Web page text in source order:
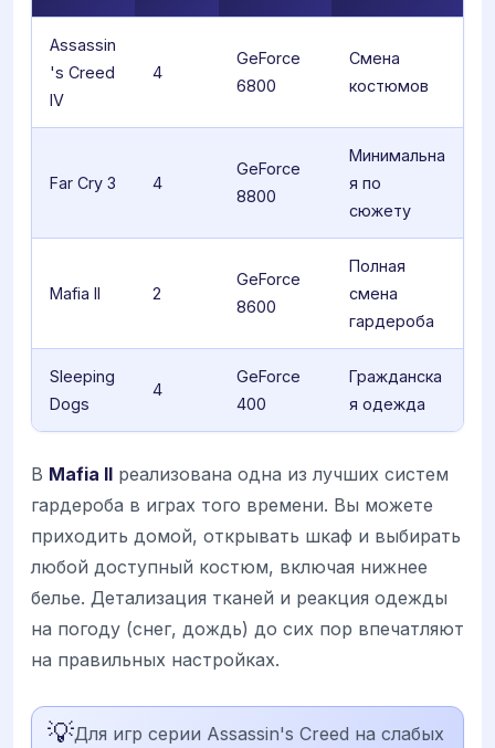
Assassin
's Creed
IV
4
GeForce
6800
Смена
костюмов
Far Cry 3 4
GeForce
8800
Минимальна
я по
сюжету
Mafia II 2
GeForce
8600
Полная
смена
гардероба
Sleeping
Dogs
4
GeForce
400
Гражданска
я одежда
В Mafia II реализована одна из лучших систем
гардероба в играх того времени. Вы можете
приходить домой, открывать шкаф и выбирать
любой доступный костюм, включая нижнее
белье. Детализация тканей и реакция одежды
на погоду (снег, дождь) до сих пор впечатляют
на правильных настройках.
💡Для игр серии Assassin's Creed на слабых